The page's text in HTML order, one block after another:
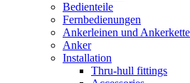
Bedienteile
Fernbedienungen
Ankerleinen und
Anker
Installation
Thru-hull fittings